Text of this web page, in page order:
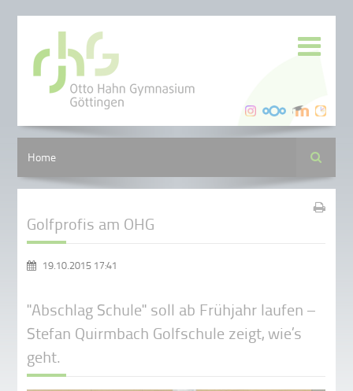
Home Suche
Golfprofis am OHG
19.10.2015 17:41
"Abschlag Schule" soll ab Frühjahr laufen –
Stefan Quirmbach Golfschule zeigt, wie’s
geht.